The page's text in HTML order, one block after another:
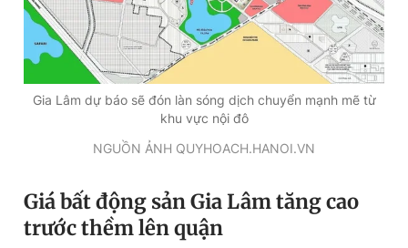
Gia Lâm dự báo sẽ đón làn sóng dịch chuyển mạnh mẽ từ
khu vực nội đô
NGUỒN ẢNH QUYHOACH.HANOI.VN
Giá bất động sản Gia Lâm tăng cao
trước thềm lên quận